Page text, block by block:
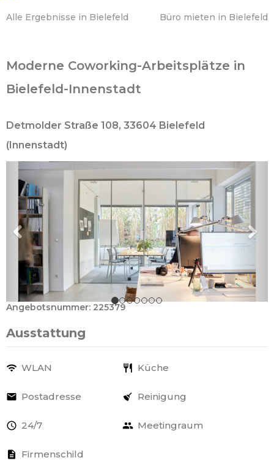
Alle Ergebnisse in Bielefeld Büro mieten in Bielefeld
Moderne Coworking-Arbeitsplätze in
Bielefeld-Innenstadt
Detmolder Straße 108, 33604 Bielefeld
(Innenstadt)
Angebotsnummer: 225379
Ausstattung
WLAN Küche
Postadresse Reinigung
24/7 Meetingraum
Firmenschild